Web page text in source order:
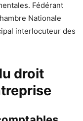
Fédérant
Nationale
interlocuteur des
droit